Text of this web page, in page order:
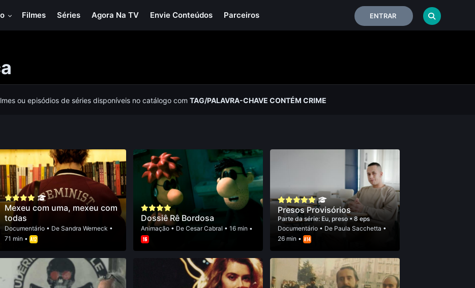
Filmes Séries Agora Na TV Envie Conteúdos Parceiros ENTRAR
ou episódios de séries disponíveis no catálogo comTAG/PALAVRA-CHAVE CONTÉM CRIME
Mexeu com uma, mexeu com
todas
Documentário• De Sandra Werneck •
71 min •
Dossiê Rê Bordosa
Animação • DeCesar Cabral • 16 min •
Presos Provisórios
Parte da série: Eu, preso • 8 eps
Documentário • De Paula Sacchetta •
26 min •